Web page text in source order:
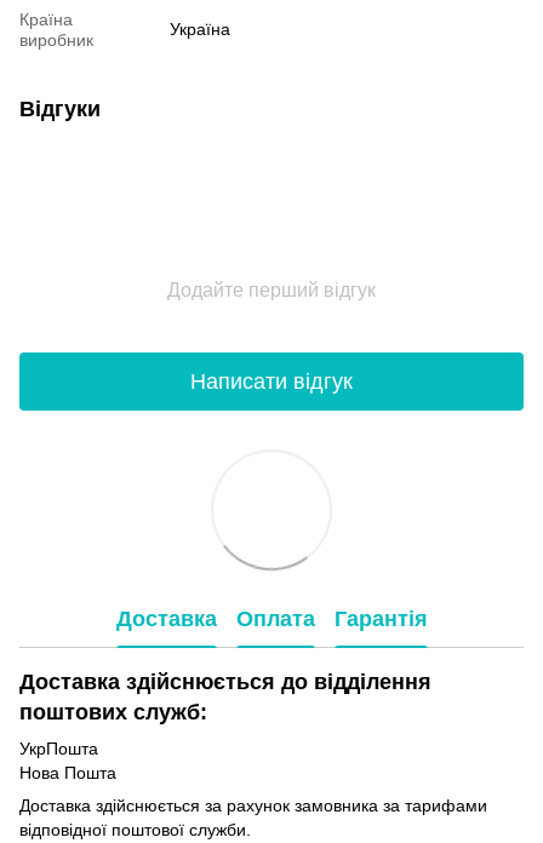
Країна
виробник
Україна
Відгуки
Додайте перший відгук
Написати відгук
Доставка Оплата Гарантія
Доставка здійснюється до відділення
поштових служб:
УкрПошта
Нова Пошта
Доставка здійснюється за рахунок замовника за тарифами
відповідної поштової служби.